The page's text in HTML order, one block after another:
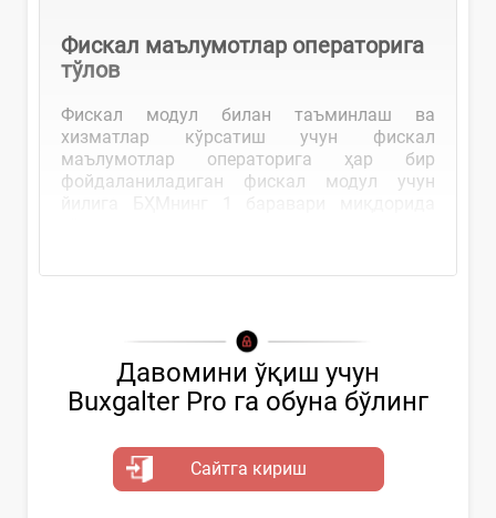
Фискал маълумотлар операторига
тўлов
Фискал модул билан таъминлаш ва
хизматлар кўрсатиш учун фискал
маълумотлар операторига ҳар бир
фойдаланиладиган фискал модул учун
Давомини ўқиш учун
Buxgalter Pro га обуна бўлинг
Сайтга кириш